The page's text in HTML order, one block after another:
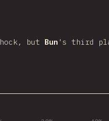
but Bun 's third